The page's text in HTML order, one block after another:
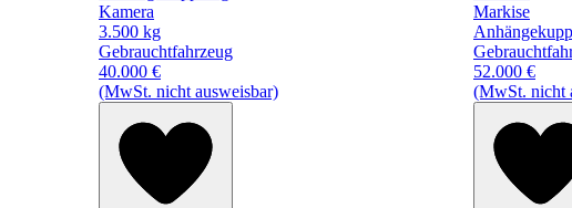
Kamera
3.500 kg
Gebrauchtfahrzeug
40.000 €
(MwSt. nicht ausweisbar)
Markise
52.000 €
(MwSt. nicht